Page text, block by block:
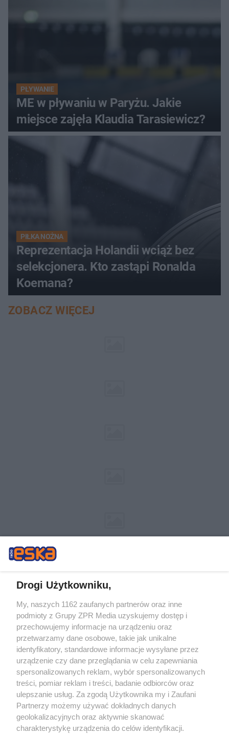
PŁYWANIE
ME w pływaniu w Paryżu. Jakie
miejsce zajęła Klaudia Tarasiewicz?
PIŁKA NOŻNA
Reprezentacja Holandii wciąż bez
selekcjonera. Kto zastąpi Ronalda
Koemana?
ZOBACZ WIĘCEJ
Żaden utwór zamieszczony w serwisie nie może być powielany i
rozpowszechniany lub dalej rozpowszechniany w jakikolwiek sposób (w
tym także elektroniczny lub mechaniczny) na jakimkolwiek polu
eksploatacji w jakiejkolwiek formie, włącznie z umieszczaniem w Internecie
bez pisemnej zgody właściciela praw. Jakiekolwiek użycie lub
wykorzystanie utworów w całości lub w części z naruszeniem prawa, tzn.
bez właściwej zgody, jest zabronione pod groźbą kary i może być ścigane
prawnie.
Drogi Użytkowniku,
My, naszych 1162 zaufanych partnerów oraz inne
podmioty z Grupy ZPR Media uzyskujemy dostęp i
przechowujemy informacje na urządzeniu oraz
przetwarzamy dane osobowe, takie jak unikalne
identyfikatory, standardowe informacje wysyłane przez
urządzenie czy dane przeglądania w celu zapewniania
spersonalizowanych reklam, wybór spersonalizowanych
treści, pomiar reklam i treści, badanie odbiorców oraz
ulepszanie usług. Za zgodą Użytkownika my i Zaufani
Partnerzy możemy używać dokładnych danych
geolokalizacyjnych oraz aktywnie skanować
charakterystykę urządzenia do celów identyfikacji.